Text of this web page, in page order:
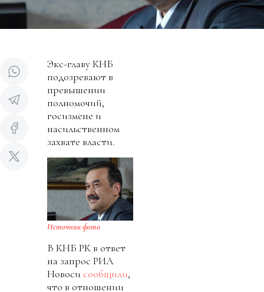
Экс-главу КНБ
подозревают в
превышении
полномочий,
госизмене и
насильственном
захвате власти.
Источник фото
В КНБ РК в ответ
на запрос РИА
Новоси сообщили,
что в отношении